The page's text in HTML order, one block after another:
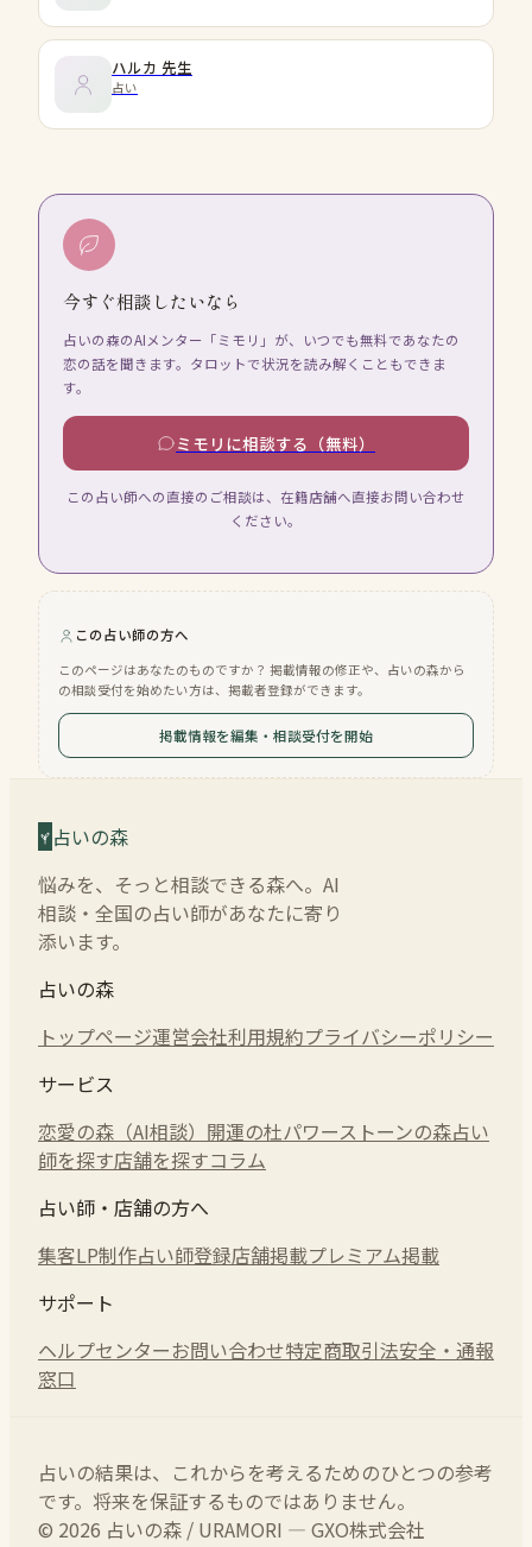
ハルカ 先生
占い
今すぐ相談したいなら
占いの森のAIメンター「ミモリ」が、いつでも無料であなたの
恋の話を聞きます。タロットで状況を読み解くこともできま
す。
ミモリに相談する（無料）
この占い師への直接のご相談は、在籍店舗へ直接お問い合わせ
ください。
この占い師の方へ
このページはあなたのものですか？ 掲載情報の修正や、占いの森から
の相談受付を始めたい方は、掲載者登録ができます。
掲載情報を編集・相談受付を開始
占いの森
悩みを、そっと相談できる森へ。AI
相談・全国の占い師があなたに寄り
添います。
占いの森
トップページ運営会社利用規約プライバシーポリシー
サービス
恋愛の森（AI相談） 開運の杜パワーストーンの森占い
師を探す店舗を探すコラム
占い師・店舗の方へ
集客LP制作占い師登録店舗掲載プレミアム掲載
サポート
ヘルプセンターお問い合わせ特定商取引法安全・通報
窓口
占いの結果は、これからを考えるためのひとつの参考
です。将来を保証するものではありません。
© 2026 占いの森 / URAMORI — GXO株式会社